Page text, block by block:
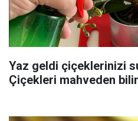
Yaz geldi çiçeklerinizi
Çiçekleri mahveden